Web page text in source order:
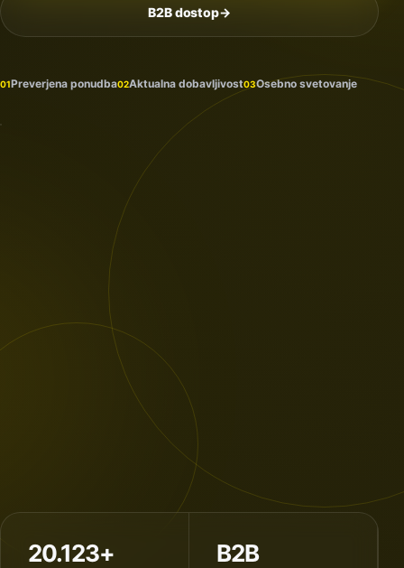
B2B dostop→
01Preverjena ponudba02Aktualna dobavljivost03Osebno svetovanje
Na
prihaja
20.123+ B2B